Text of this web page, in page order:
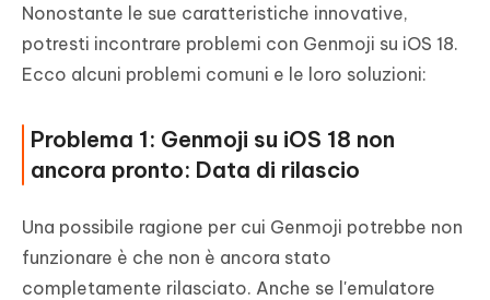
Nonostante le sue caratteristiche innovative,
potresti incontrare problemi con Genmoji su iOS 18.
Ecco alcuni problemi comuni e le loro soluzioni:
Problema 1: Genmoji su iOS 18 non
ancora pronto: Data di rilascio
Una possibile ragione per cui Genmoji potrebbe non
funzionare è che non è ancora stato
completamente rilasciato. Anche se l'emulatore